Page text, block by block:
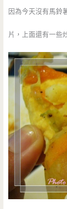
因為今天沒有馬鈴
片，上面還有一些